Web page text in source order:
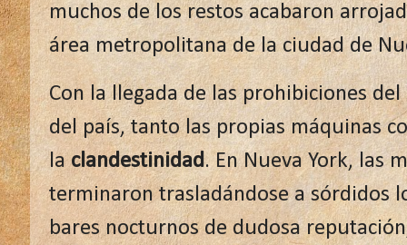
muchos de los restos acabaron
área metropolitana de la ciudad de
Con la llegada de las prohibiciones
del país, tanto las propias máquinas
laclandestinidad. En Nueva York, las
terminaron trasladándose a sórdidos
bares nocturnos de dudosa